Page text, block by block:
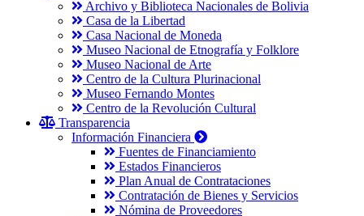
Archivo y Biblioteca Nacionales de Bolivia
Casa de la Libertad
Casa Nacional de Moneda
Museo Nacional de Etnografía y Folklore
Museo Nacional de Arte
Centro de la Cultura Plurinacional
Museo Fernando Montes
Centro de la Revolución Cultural
Transparencia
Información Financiera
Fuentes de Financiamiento
Estados Financieros
Plan Anual de Contrataciones
Contratación de Bienes y Servicios
Nómina de Proveedores